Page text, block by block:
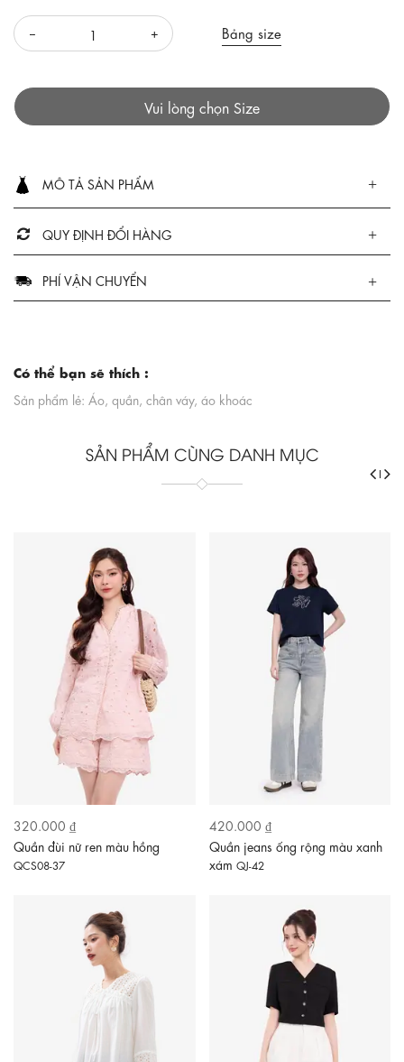
Bảng size
Vui lòng chọn Size
MÔ TẢ SẢN PHẨM
QUY ĐỊNH ĐỔI HÀNG
PHÍ VẬN CHUYỂN
Có thể bạn sẽ thích :
Sản phẩm lẻ: Áo, quần, chân váy, áo khoác
SẢN PHẨM CÙNG DANH MỤC
320.000 ₫
Quần đùi nữ ren màu hồng
QCS08-37
420.000 ₫
Quần jeans ống rộng màu xanh
xám QJ-42